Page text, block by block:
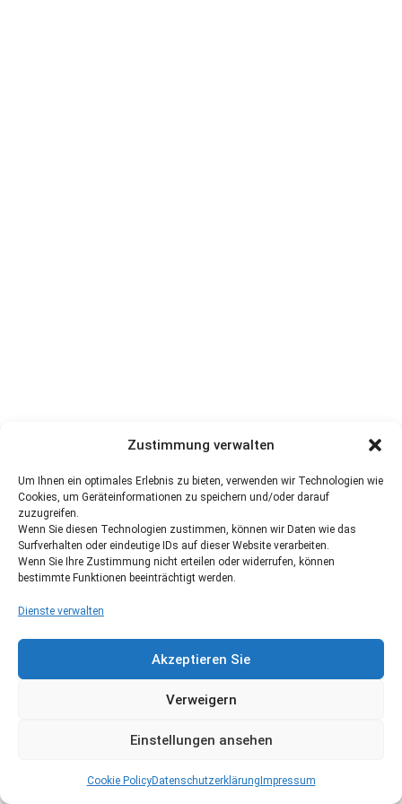
Zustimmung verwalten
Um Ihnen ein optimales Erlebnis zu bieten, verwenden wir Technologien wie
Cookies, um Geräteinformationen zu speichern und/oder darauf
zuzugreifen.
Wenn Sie diesen Technologien zustimmen, können wir Daten wie das
Surfverhalten oder eindeutige IDs auf dieser Website verarbeiten.
Wenn Sie Ihre Zustimmung nicht erteilen oder widerrufen, können
bestimmte Funktionen beeinträchtigt werden.
Dienste verwalten
Akzeptieren Sie
Verweigern
Einstellungen ansehen
Cookie PolicyDatenschutzerklärung Impressum